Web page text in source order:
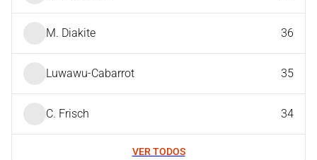
M. Diakite 36
Luwawu-Cabarrot 35
C. Frisch 34
VER TODOS